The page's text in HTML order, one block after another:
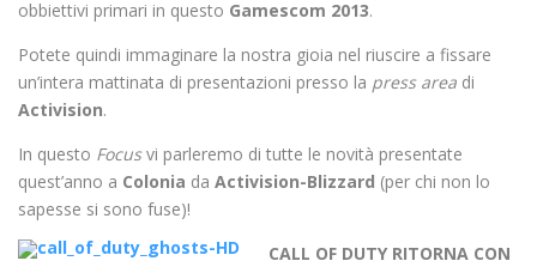
obbiettivi primari in questo Gamescom 2013.
Potete quindi immaginare la nostra gioia nel riuscire a fissare
un’intera mattinata di presentazioni presso la press area di
Activision.
In questo Focusvi parleremo di tutte le novità presentate
quest’anno a Colonia da Activision-Blizzard (per chi non lo
sapesse si sono fuse)!
CALL OF DUTY RITORNA CON